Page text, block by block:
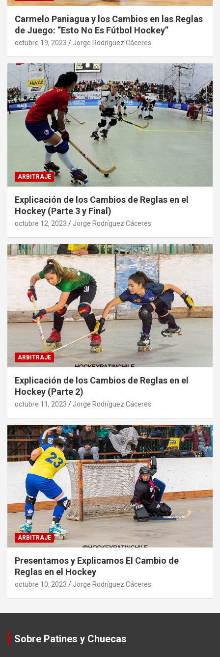
Carmelo Paniagua y los Cambios en las Reglas
de Juego: “Esto No Es Fútbol Hockey”
octubre 19, 2023 Jorge Rodríguez Cáceres
ARBITRAJE
Explicación de los Cambios de Reglas en el
Hockey (Parte 3 y Final)
octubre 12, 2023 Jorge Rodríguez Cáceres
ARBITRAJE
Explicación de los Cambios de Reglas en el
Hockey (Parte 2)
octubre 11, 2023 Jorge Rodríguez Cáceres
ARBITRAJE
Presentamos y Explicamos El Cambio de
Reglas en el Hockey
octubre 10, 2023 Jorge Rodríguez Cáceres
Sobre Patines y Chuecas